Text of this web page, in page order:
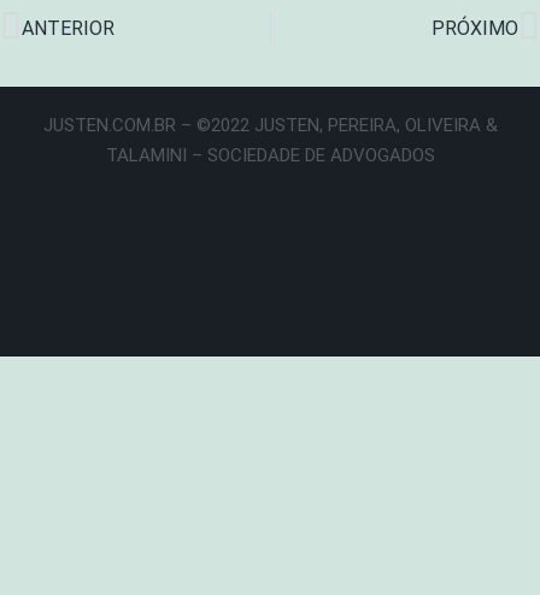
ANTERIOR PRÓXIMO
JUSTEN.COM.BR – ©2022 JUSTEN, PEREIRA, OLIVEIRA &
TALAMINI – SOCIEDADE DE ADVOGADOS